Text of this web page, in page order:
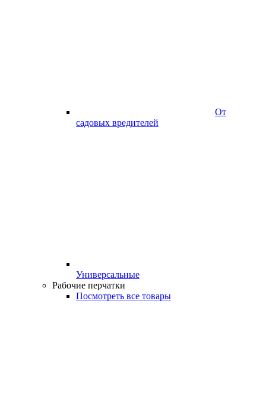
От
садовых вредителей
Универсальные
Рабочие перчатки
Посмотреть все товары